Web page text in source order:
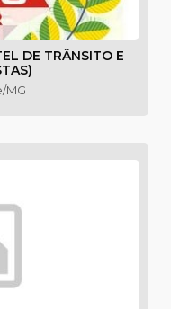
DE TRÂNSITO E
MG